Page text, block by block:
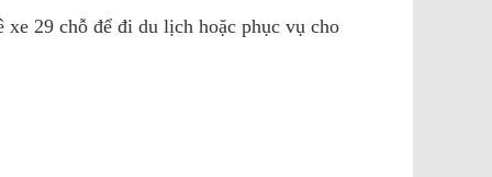
29 chỗ để đi du lịch hoặc phục vụ cho